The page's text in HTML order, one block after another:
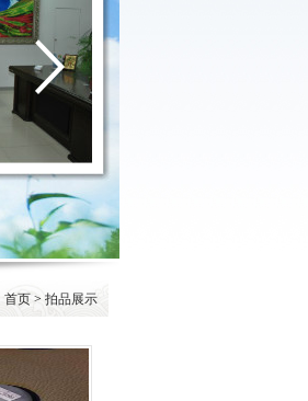
首页 > 拍品展示